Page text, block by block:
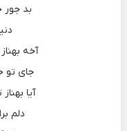
بد جور
آخه
جای تو
آیا
دلم